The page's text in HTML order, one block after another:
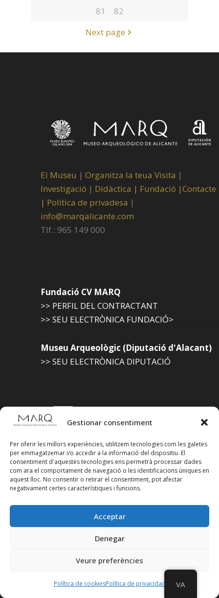
Gestionar consentiment
Per oferir les millors experiències, utilitzem tecnologies com les galetes
per emmagatzemar i/o accedir a la informació del dispositiu. El
consentiment d'aquestes tecnologies ens permetrà processar dades
com ara el comportament de navegació o les identificacions úniques en
aquest lloc. No consentir o retirar el consentiment, pot afectar
negativament certes característiques i funcions.
Acceptar
Denegar
Veure preferències
Política de cookiesPolítica de privacidad
81
82
Next page
El Museu | Organitza la teua Visita |
Investigació | Didàctica | Fundació |Contacte
| Política de privadesa |
info@marqalicante.com
Tlf.: 965 149 000
Fundació CV MARQ
>> PERFIL DEL CONTRACTANT
>> SEU ELECTRÒNICA FUNDACIÓ>
Museu Arqueològic (Diputació d'Alacant)
>> SEU ELECTRÒNICA DIPUTACIÓ
Suscríbete a
nuestra
VA